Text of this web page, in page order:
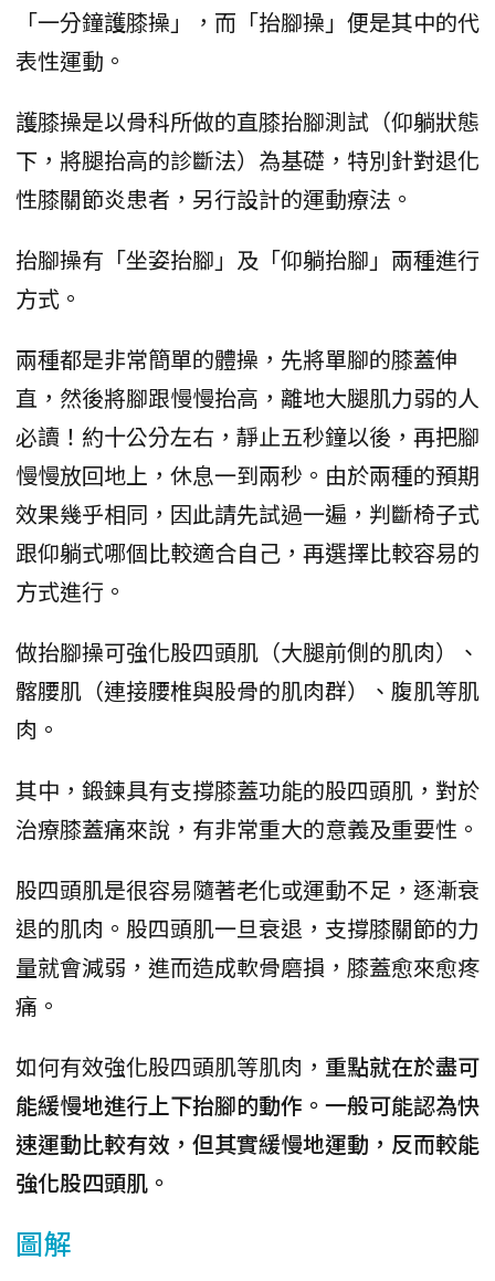
「一分鐘護膝操」，而「抬腳操」便是其中的代
表性運動。
護膝操是以骨科所做的直膝抬腳測試（仰躺狀態
下，將腿抬高的診斷法）為基礎，特別針對退化
性膝關節炎患者，另行設計的運動療法。
抬腳操有「坐姿抬腳」及「仰躺抬腳」兩種進行
方式。
兩種都是非常簡單的體操，先將單腳的膝蓋伸
直，然後將腳跟慢慢抬高，離地大腿肌力弱的人
必讀！約十公分左右，靜止五秒鐘以後，再把腳
慢慢放回地上，休息一到兩秒。由於兩種的預期
效果幾乎相同，因此請先試過一遍，判斷椅子式
跟仰躺式哪個比較適合自己，再選擇比較容易的
方式進行。
做抬腳操可強化股四頭肌（大腿前側的肌肉）、
髂腰肌（連接腰椎與股骨的肌肉群）、腹肌等肌
肉。
其中，鍛鍊具有支撐膝蓋功能的股四頭肌，對於
治療膝蓋痛來說，有非常重大的意義及重要性。
股四頭肌是很容易隨著老化或運動不足，逐漸衰
退的肌肉。股四頭肌一旦衰退，支撐膝關節的力
量就會減弱，進而造成軟骨磨損，膝蓋愈來愈疼
痛。
如何有效強化股四頭肌等肌肉， 重點就在於盡可
能緩慢地進行上下抬腳的動作。一般可能認為快
速運動比較有效，但其實緩慢地運動，反而較能
強化股四頭肌。
圖解